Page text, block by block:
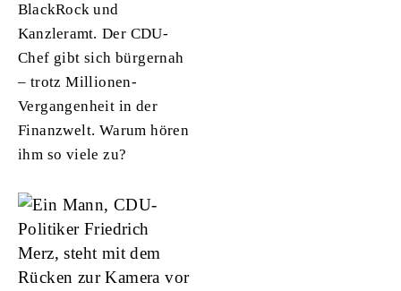
BlackRock und
Kanzleramt. Der CDU-
Chef gibt sich bürgernah
– trotz Millionen-
Vergangenheit in der
Finanzwelt. Warum hören
ihm so viele zu?